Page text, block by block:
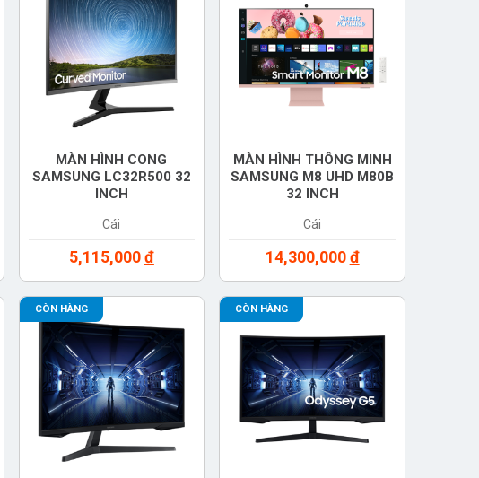
MÀN HÌNH CONG
SAMSUNG LC32R500 32
INCH
Cái
5,115,000đ
MÀN HÌNH THÔNG MINH
SAMSUNG M8 UHD M80B
32 INCH
Cái
14,300,000đ
CÒN HÀNG CÒN HÀNG